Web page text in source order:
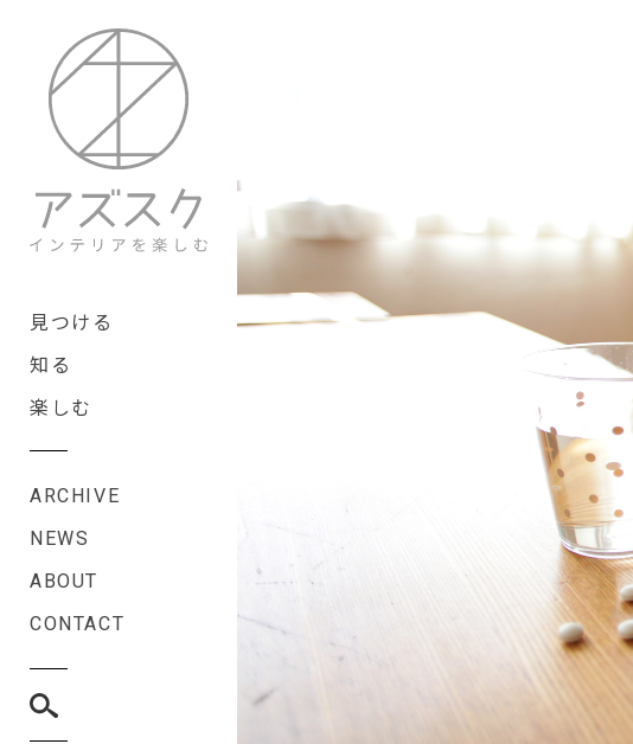
見つける
知る
楽しむ
ARCHIVE
NEWS
ABOUT
CONTACT
TAG LIST
#展示会
#おす
#照明#岡崎製材
#大塚家
#インテ
#タン
#インダストリ
#テレワー
#2022